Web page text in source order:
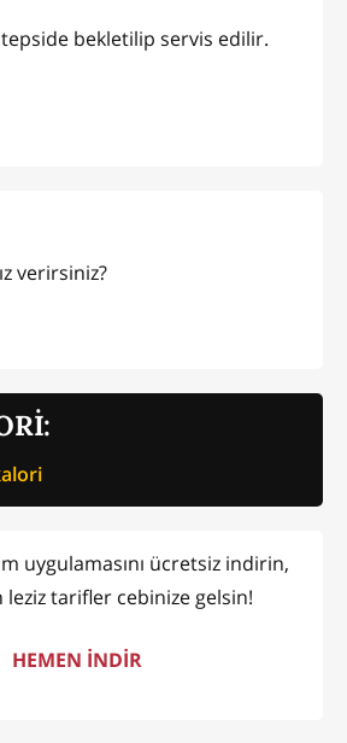
bekletilip servis edilir.
verirsiniz?
uygulamasını ücretsiz indirin,
tarifler cebinize gelsin!
HEMEN İNDİR